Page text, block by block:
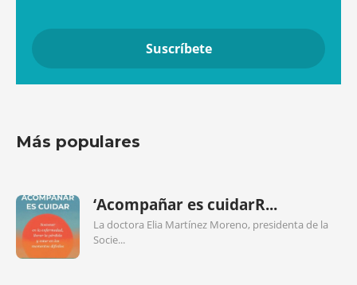
Más populares
‘Acompañar es cuidarR...
La doctora Elia Martínez Moreno, presidenta de la
Socie...